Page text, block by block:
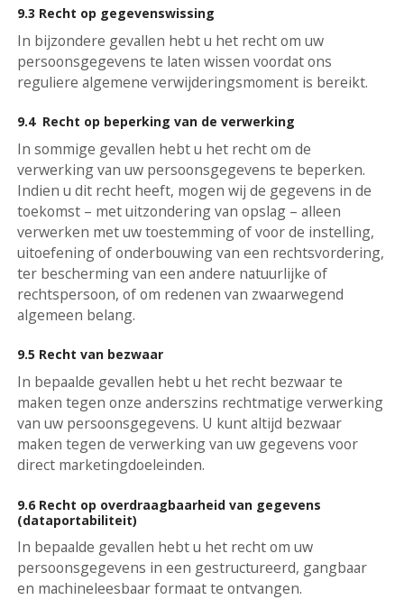
9.3 Recht op gegevenswissing
In bijzondere gevallen hebt u het recht om uw
persoonsgegevens te laten wissen voordat ons
reguliere algemene verwijderingsmoment is bereikt.
9.4 Recht op beperking van de verwerking
In sommige gevallen hebt u het recht om de
verwerking van uw persoonsgegevens te beperken.
Indien u dit recht heeft, mogen wij de gegevens in de
toekomst – met uitzondering van opslag – alleen
verwerken met uw toestemming of voor de instelling,
uitoefening of onderbouwing van een rechtsvordering,
ter bescherming van een andere natuurlijke of
rechtspersoon, of om redenen van zwaarwegend
algemeen belang.
9.5 Recht van bezwaar
In bepaalde gevallen hebt u het recht bezwaar te
maken tegen onze anderszins rechtmatige verwerking
van uw persoonsgegevens. U kunt altijd bezwaar
maken tegen de verwerking van uw gegevens voor
direct marketingdoeleinden.
9.6 Recht op overdraagbaarheid van gegevens
(dataportabiliteit)
In bepaalde gevallen hebt u het recht om uw
persoonsgegevens in een gestructureerd, gangbaar
en machineleesbaar formaat te ontvangen.